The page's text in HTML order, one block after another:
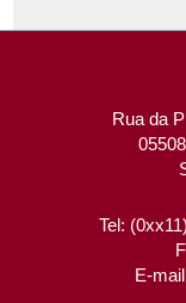
Rua da
Tel:
E-